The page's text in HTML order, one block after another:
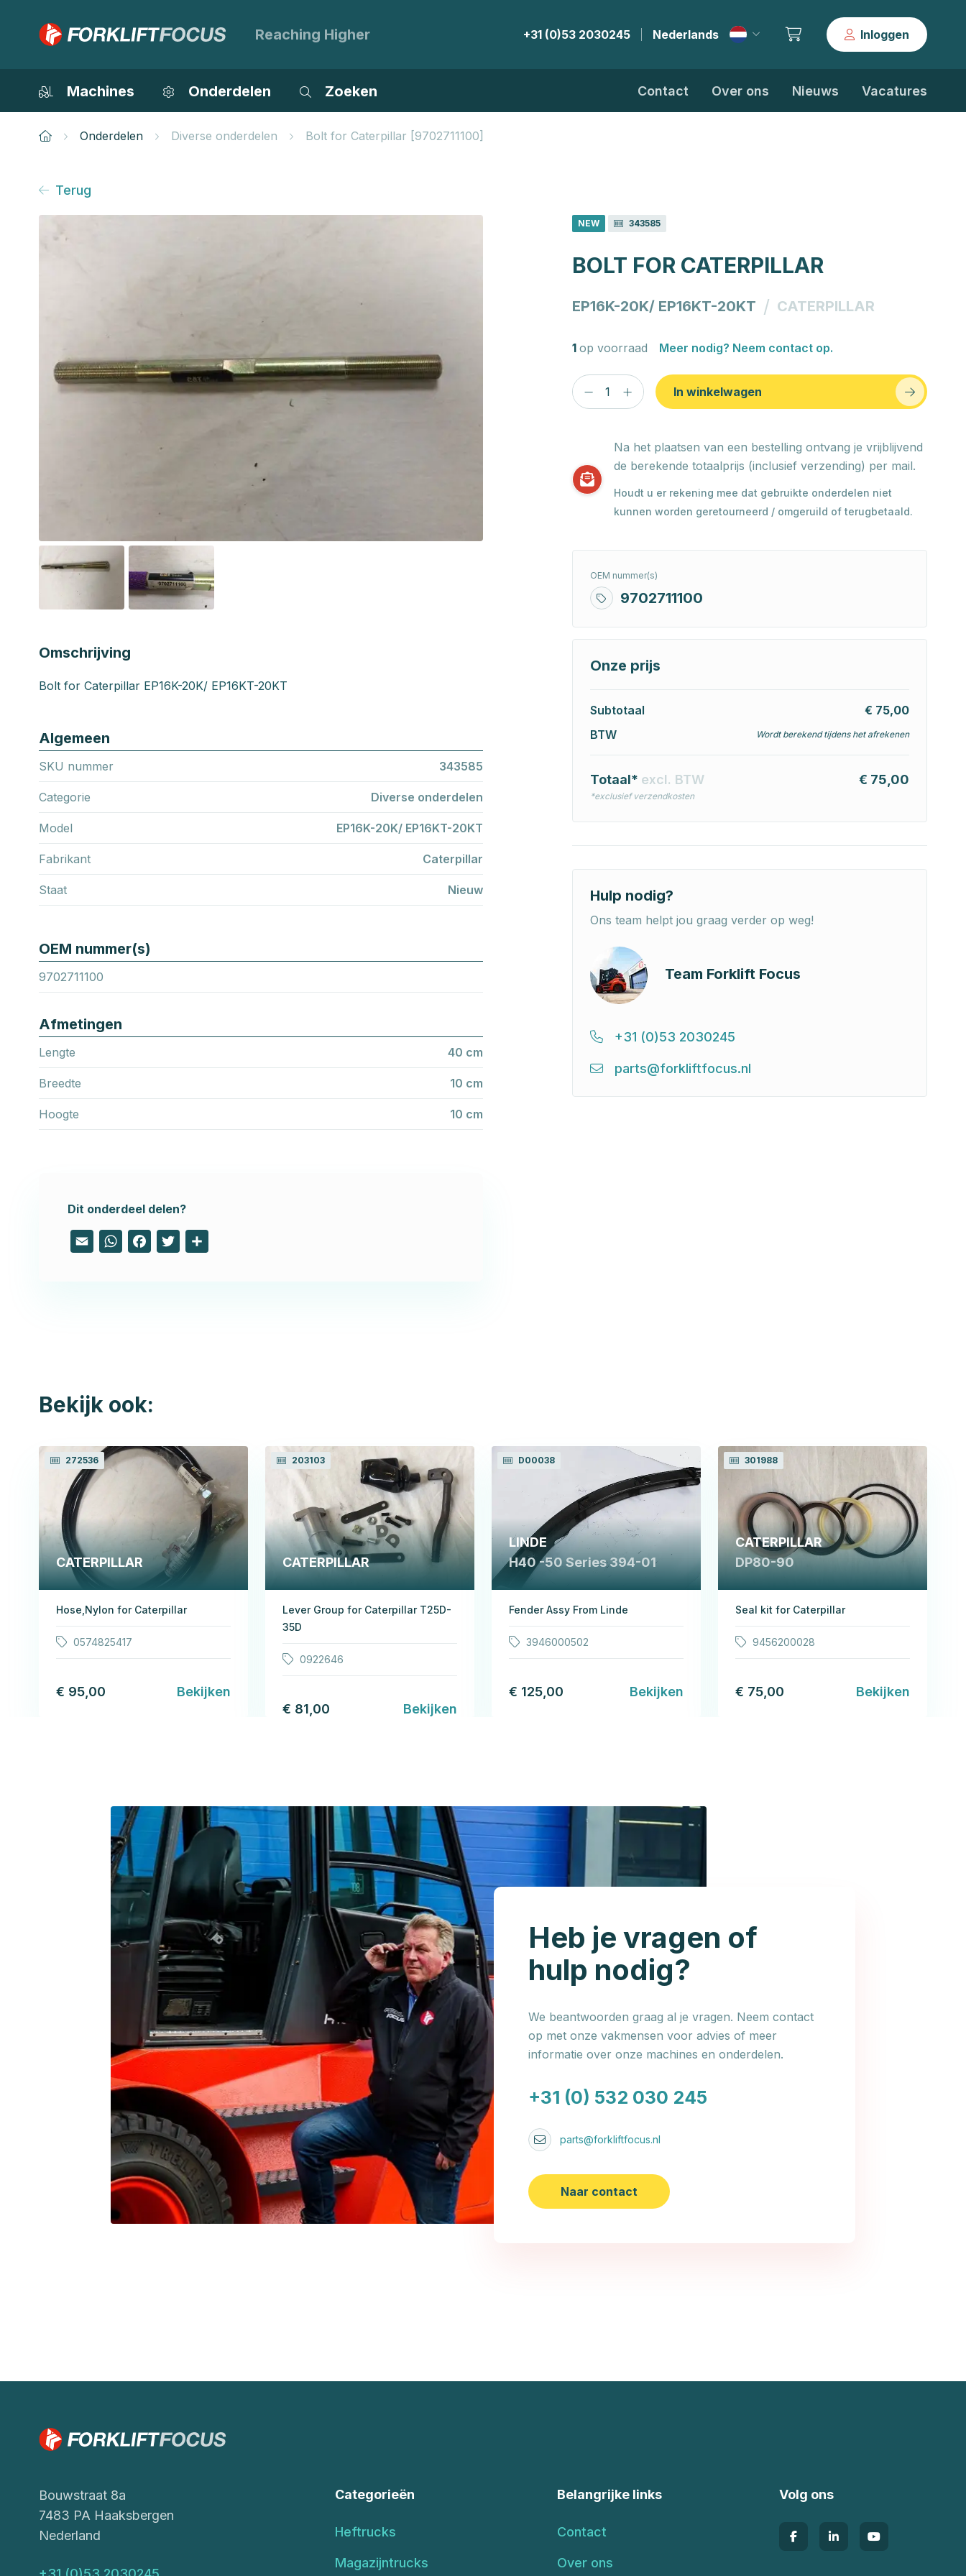
Reaching Higher +31 (0)53 2030245 | Nederlands Inloggen
Machines Onderdelen Zoeken Contact Over ons Nieuws Vacatures
Onderdelen Diverse onderdelen Bolt for Caterpillar [9702711100]
Terug
NEW 343585
BOLT FOR CATERPILLAR
EP16K-20K/ EP16KT-20KT / CATERPILLAR
1 op voorraad Meer nodig? Neem contact op.
In winkelwagen
Na het plaatsen van een bestelling ontvang je vrijblijvend
de berekende totaalprijs (inclusief verzending) per mail.
Houdt u er rekening mee dat gebruikte onderdelen niet
kunnen worden geretourneerd / omgeruild of terugbetaald.
OEM nummer(s)
9702711100
Onze prijs
Subtotaal
€ 75,00
BTW
Wordt berekend tijdens het afrekenen
Totaal* excl. BTW
*exclusief verzendkosten
€ 75,00
Hulp nodig?
Ons team helpt jou graag verder op weg!
Team Forklift Focus
+31 (0)53 2030245
parts@forkliftfocus.nl
Omschrijving
Bolt for Caterpillar EP16K-20K/ EP16KT-20KT
Algemeen
SKU nummer 343585
Categorie Diverse onderdelen
Model EP16K-20K/ EP16KT-20KT
Fabrikant Caterpillar
Staat Nieuw
OEM nummer(s)
9702711100
Afmetingen
Lengte 40 cm
Breedte 10 cm
Hoogte 10 cm
Dit onderdeel delen?
Email WhatsApp
FacebookTwitter
Bekijk ook:
272536
CATERPILLAR
Hose,Nylon for Caterpillar
0574825417
€ 95,00 Bekijken
203103
CATERPILLAR
Lever Group for Caterpillar T25D-
35D
0922646
€ 81,00 Bekijken
D00038
LINDE
H40 -50 Series 394-01
Fender Assy From Linde
3946000502
€ 125,00 Bekijken
301988
CATERPILLAR
DP80-90
Seal kit for Caterpillar
9456200028
€ 75,00 Bekijken
Heb je vragen of
hulp nodig?
We beantwoorden graag al je vragen. Neem contact
op met onze vakmensen voor advies of meer
informatie over onze machines en onderdelen.
+31 (0) 532 030 245
parts@forkliftfocus.nl
Naar contact
Bouwstraat 8a
7483 PA Haaksbergen
Nederland
Categorieën
Heftrucks
Magazijntrucks
Belangrijke links
Contact
Over ons
Volg ons